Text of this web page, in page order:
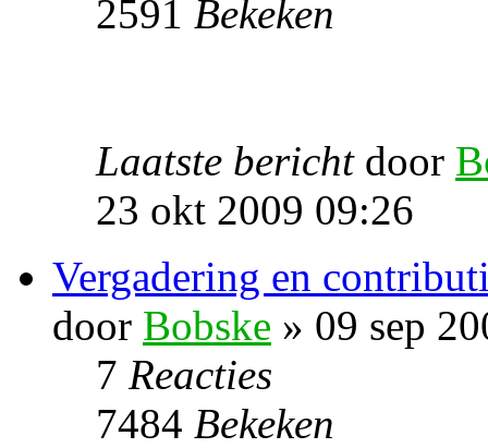
2591 Bekeken
Laatste bericht door
23 okt 2009 09:26
Vergadering en
door Bobske » 09 sep
7 Reacties
7484 Bekeken